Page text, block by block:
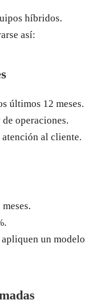
híbridos.
así:
últimos 12 meses.
operaciones.
atención al cliente.
un modelo